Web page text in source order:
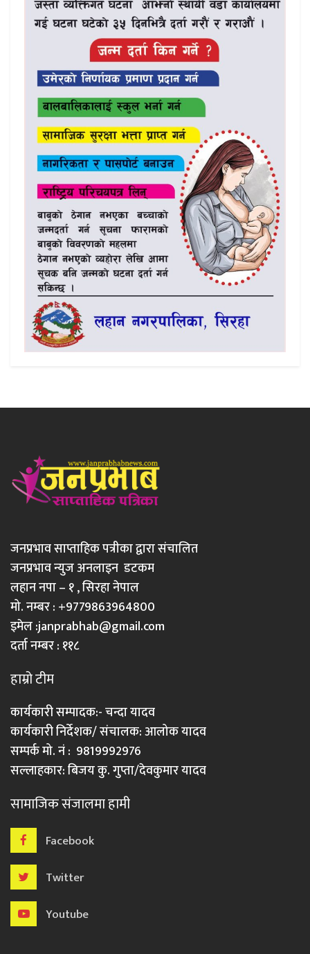
जनप्रभाव साप्ताहिक पत्रीका द्वारा संचालित
जनप्रभाव न्युज अनलाइन डटकम
लहान नपा – १ , सिरहा नेपाल
मो. नम्बर : +9779863964800
इमेल :janprabhab@gmail.com
दर्ता नम्बर : ११८
हाम्रो टीम
कार्यकारी सम्पादक:- चन्दा यादव
कार्यकारी निर्देशक/ संचालक: आलोक यादव
सम्पर्क मो. नं : 9819992976
सल्लाहकार: बिजय कु. गुप्ता/देवकुमार यादव
सामाजिक संजालमा हामी
Facebook
Twitter
Youtube